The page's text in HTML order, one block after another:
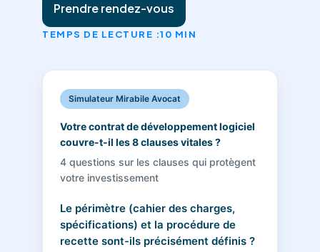
Prendre rendez-vous
TEMPS DE LECTURE :10 MIN
Simulateur Mirabile Avocat
Votre contrat de développement logiciel
couvre-t-il les 8 clauses vitales ?
4 questions sur les clauses qui protègent
votre investissement
Le périmètre (cahier des charges,
spécifications) et la procédure de
recette sont-ils précisément définis ?